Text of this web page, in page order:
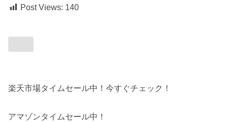
Post Views: 140
楽天市場タイムセール中！今すぐチェック！
アマゾンタイムセール中！